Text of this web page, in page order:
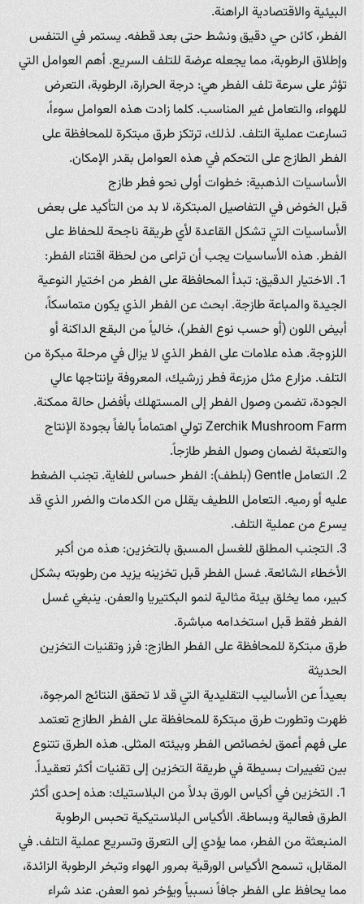
البيئية والاقتصادية الراهنة.
الفطر، كائن حي دقيق ونشط حتى بعد قطفه. يستمر في التنفس
وإطلاق الرطوبة، مما يجعله عرضة للتلف السريع. أهم العوامل التي
تؤثر على سرعة تلف الفطر هي: درجة الحرارة، الرطوبة، التعرض
للهواء، والتعامل غير المناسب. كلما زادت هذه العوامل سوءاً،
تسارعت عملية التلف. لذلك، ترتكز طرق مبتكرة للمحافظة على
الفطر الطازج على التحكم في هذه العوامل بقدر الإمكان.
الأساسيات الذهبية: خطوات أولى نحو فطر طازج
قبل الخوض في التفاصيل المبتكرة، لا بد من التأكيد على بعض
الأساسيات التي تشكل القاعدة لأي طريقة ناجحة للحفاظ على
الفطر. هذه الأساسيات يجب أن تراعى من لحظة اقتناء الفطر:
1. الاختيار الدقيق: تبدأ المحافظة على الفطر من اختيار النوعية
الجيدة والمباعة طازجة. ابحث عن الفطر الذي يكون متماسكاً،
أبيض اللون (أو حسب نوع الفطر)، خالياً من البقع الداكنة أو
اللزوجة. هذه علامات على الفطر الذي لا يزال في مرحلة مبكرة من
التلف. مزارع مثل مزرعة فطر زرشيك، المعروفة بإنتاجها عالي
الجودة، تضمن وصول الفطر إلى المستهلك بأفضل حالة ممكنة.
Zerchik Mushroom Farm تولي اهتماماً بالغاً بجودة الإنتاج
والتعبئة لضمان وصول الفطر طازجاً.
2. التعامل Gentle (بلطف): الفطر حساس للغاية. تجنب الضغط
عليه أو رميه. التعامل اللطيف يقلل من الكدمات والضرر الذي قد
يسرع من عملية التلف.
3. التجنب المطلق للغسل المسبق بالتخزين: هذه من أكبر
الأخطاء الشائعة. غسل الفطر قبل تخزينه يزيد من رطوبته بشكل
كبير، مما يخلق بيئة مثالية لنمو البكتيريا والعفن. ينبغي غسل
الفطر فقط قبل استخدامه مباشرة.
طرق مبتكرة للمحافظة على الفطر الطازج: فرز وتقنيات التخزين
الحديثة
بعيداً عن الأساليب التقليدية التي قد لا تحقق النتائج المرجوة،
ظهرت وتطورت طرق مبتكرة للمحافظة على الفطر الطازج تعتمد
على فهم أعمق لخصائص الفطر وبيئته المثلى. هذه الطرق تتنوع
بين تغييرات بسيطة في طريقة التخزين إلى تقنيات أكثر تعقيداً.
1. التخزين في أكياس الورق بدلاً من البلاستيك: هذه إحدى أكثر
الطرق فعالية وبساطة. الأكياس البلاستيكية تحبس الرطوبة
المنبعثة من الفطر، مما يؤدي إلى التعرق وتسريع عملية التلف. في
المقابل، تسمح الأكياس الورقية بمرور الهواء وتبخر الرطوبة الزائدة،
مما يحافظ على الفطر جافاً نسبياً ويؤخر نمو العفن. عند شراء